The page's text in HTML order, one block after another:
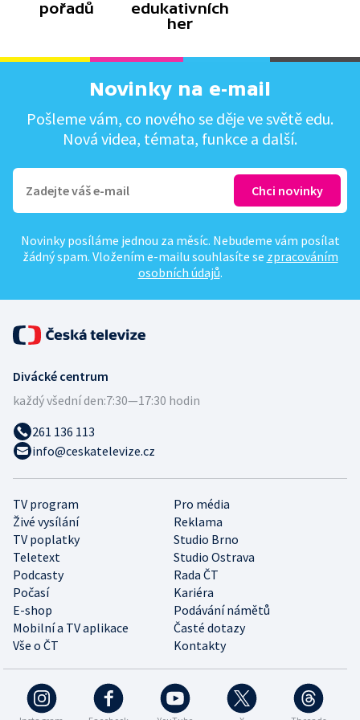
řeholní komunitu.
pořadů
edukativních
her
Novinky na e-mail
Pošleme vám, co nového se děje ve světě edu.
Nová videa, témata, funkce a další.
Novinky posíláme jednou za měsíc. Nebudeme vám posílat
žádný spam. Vložením e-mailu souhlasíte se zpracováním
osobních údajů.